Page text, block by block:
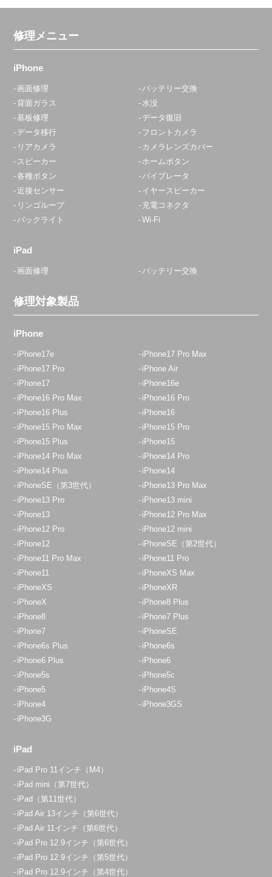
修理メニュー
iPhone
画面修理
バッテリー交換
背面ガラス
水没
基板修理
データ復旧
データ移行
フロントカメラ
リアカメラ
カメラレンズカバー
スピーカー
ホームボタン
各種ボタン
バイブレータ
近接センサー
イヤースピーカー
リンゴループ
充電コネクタ
バックライト
Wi-Fi
iPad
画面修理 バッテリー交換
修理対象製品
iPhone
iPhone17e
iPhone17 Pro Max
iPhone17 Pro
iPhone Air
iPhone17
iPhone16e
iPhone16 Pro Max
iPhone16 Pro
iPhone16 Plus
iPhone16
iPhone15 Pro Max
iPhone15 Pro
iPhone15 Plus
iPhone15
iPhone14 Pro Max
iPhone14 Pro
iPhone14 Plus
iPhone14
iPhoneSE（第3世代）
iPhone13 Pro Max
iPhone13 Pro
iPhone13 mini
iPhone13
iPhone12 Pro Max
iPhone12 Pro
iPhone12 mini
iPhone12
iPhoneSE（第2世代）
iPhone11 Pro Max
iPhone11 Pro
iPhone11
iPhoneXS Max
iPhoneXS
iPhoneXR
iPhoneX
iPhone8 Plus
iPhone8
iPhone7 Plus
iPhone7
iPhoneSE
iPhone6s Plus
iPhone6s
iPhone6 Plus
iPhone6
iPhone5s
iPhone5c
iPhone5
iPhone4S
iPhone4
iPhone3GS
iPhone3G
iPad
iPad Pro 11インチ（M4）
iPad mini（第7世代）
iPad（第11世代）
iPad Air 13インチ（第6世代）
iPad Air 11インチ（第6世代）
iPad Pro 12.9インチ（第6世代）
iPad Pro 12.9インチ（第5世代）
iPad Pro 12.9インチ（第4世代）